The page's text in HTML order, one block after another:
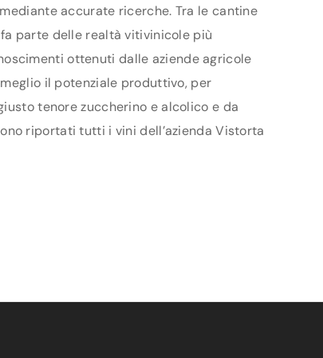
accurate ricerche. Tra le cantine
parte delle realtà vitivinicole più
ottenuti dalle aziende agricole
il potenziale produttivo, per
tenore zuccherino e alcolico e da
riportati tutti i vini dell’azienda Vistorta